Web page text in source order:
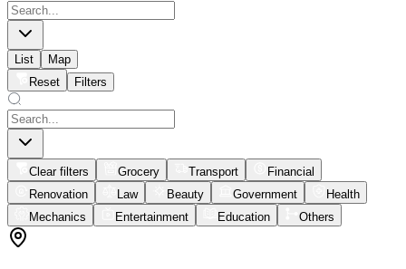
List
Map
Reset
Filters
Clear filters Grocery Transport
Financial
Renovation
Law Beauty Government
Health
Mechanics
Entertainment Education Others